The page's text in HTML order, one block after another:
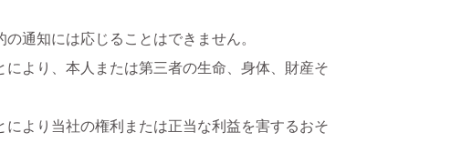
通知には応じることはできません。
より、本人または第三者の生命、身体、財産そ
より当社の権利または正当な利益を害するおそ